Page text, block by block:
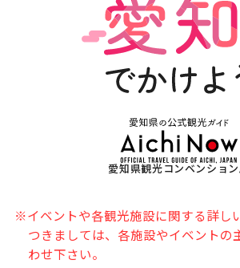
愛知県観光コンベンショ
※イベントや各観光施設に関する詳し
つきましては、各施設やイベントの
わせ下さい。